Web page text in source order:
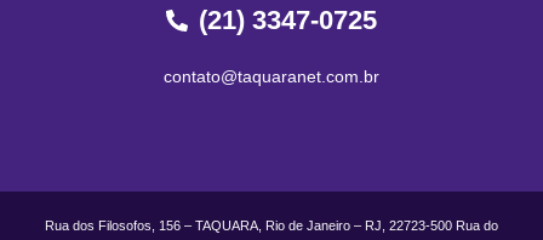
(21) 3347-0725
contato@taquaranet.com.br
Rua dos Filosofos, 156 – TAQUARA, Rio de Janeiro – RJ, 22723-500 Rua do